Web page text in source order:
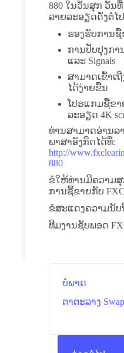
880 ໃນວັນສຸກ ວັນ
ລາຍລະອຽດດັ່ງຕໍ່ໄ
ຮອງຮັບການຊື້
ການປັບປຸງກາ
ແລະ Signals
ສາມາດເຂົ້າເ
ໄດ້ງ່າຍຂື້ນ
ໂປຣແກມຊື້ຂ
ລະອຽດ 4K
ທ່ານສາມາດອ່ານລ
ພາສາອັງກິດໄດ້ທີ່:
http://
880
ຂໍໃຫ້ທ່ານມີຄວາມ
ການຊື້ຂາຍກັບ
ຂໍສະແດງຄວາມນັບ
ທີມງານຊັບພອດ
ບໍ່ພາດ
ຕາຕະລາງ